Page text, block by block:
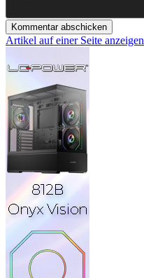
Kommentar abschicken
Artikel auf einer Seite anzeigen